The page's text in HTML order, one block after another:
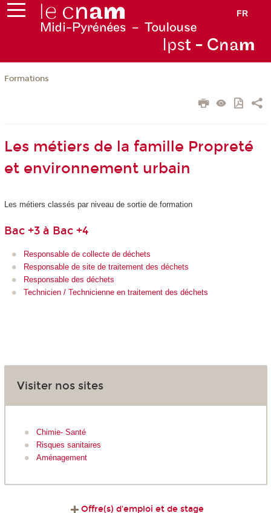
FR
Ipst - Cnam
Formations
Les métiers de la famille Propreté
et environnement urbain
Les métiers classés par niveau de sortie de formation
Bac +3 à Bac +4
Responsable de collecte de déchets
Responsable de site de traitement des déchets
Responsable des déchets
Technicien / Technicienne en traitement des déchets
Visiter nos sites
Chimie- Santé
Risques sanitaires
Aménagement
Offre(s) d'emploi et de stage